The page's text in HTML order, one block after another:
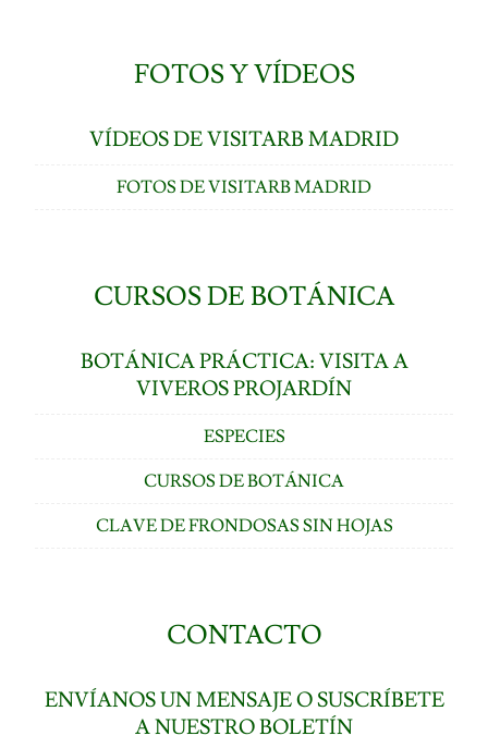
FOTOS Y VÍDEOS
VÍDEOS DE VISITARB MADRID
FOTOS DE VISITARB MADRID
CURSOS DE BOTÁNICA
BOTÁNICA PRÁCTICA: VISITA A
VIVEROS PROJARDÍN
ESPECIES
CURSOS DE BOTÁNICA
CLAVE DE FRONDOSAS SIN HOJAS
CONTACTO
ENVÍANOS UN MENSAJE O SUSCRÍBETE
A NUESTRO BOLETÍN